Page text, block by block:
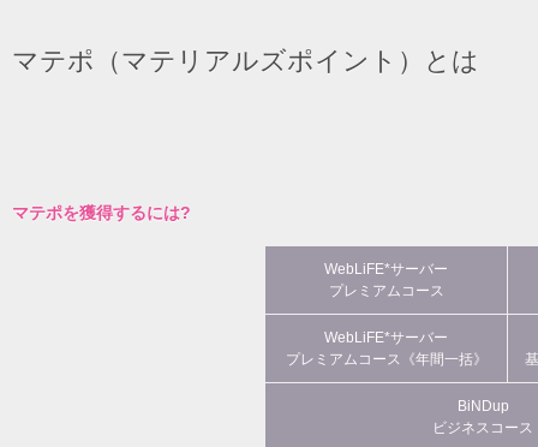
マテポ（マテリアルズポイント）とは
マテポを獲得するには?
WebLiFE*サーバー
プレミアムコース
WebLiFE*サーバー
プレミアムコース《年間一括》
BiNDup
ビジネスコース